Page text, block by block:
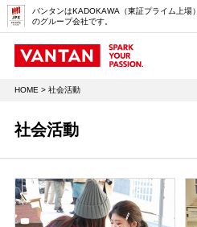
バンタンはKADOKAWA（東証プライム上場）
のグループ会社です。
HOME > 社会活動
社会活動